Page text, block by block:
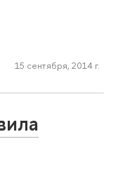
15 сентября, 2014 г.